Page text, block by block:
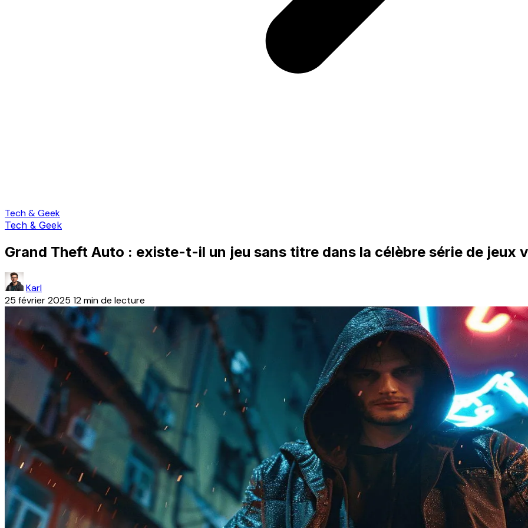
Tech & Geek
Tech & Geek
Grand Theft Auto : existe-t-il un jeu sans titre dans la célèbre série de jeux
Karl
25 février 2025 12 min de lecture